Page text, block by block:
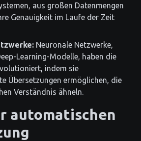
aus großen Datenmengen
Genauigkeit im Laufe der Zeit
Neuronale Netzwerke,
Learning-Modelle, haben die
indem sie
Übersetzungen ermöglichen, die
Verständnis ähneln.
automatischen